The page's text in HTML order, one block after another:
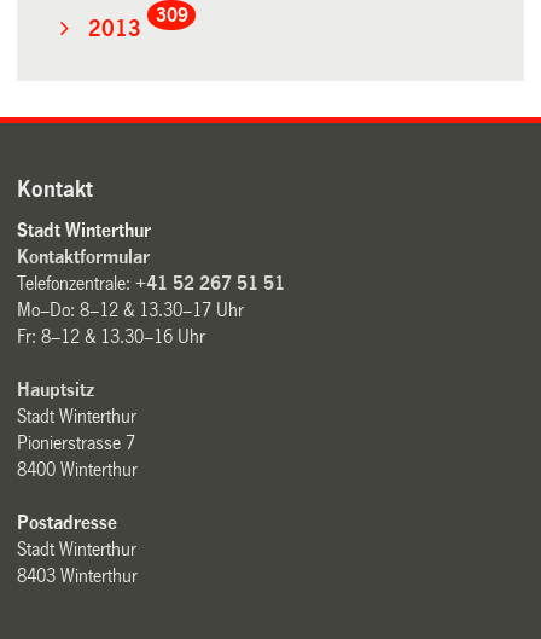
2013
309
Kontakt
Stadt Winterthur
Kontaktformular
Telefonzentrale:+41 52 267 51 51
Mo–Do: 8–12 & 13.30–17 Uhr
Fr: 8–12 & 13.30–16 Uhr
Hauptsitz
Stadt Winterthur
Pionierstrasse 7
8400 Winterthur
Postadresse
Stadt Winterthur
8403 Winterthur